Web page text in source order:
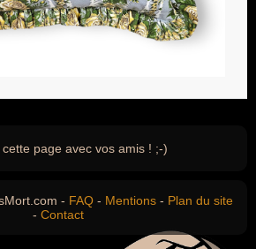
page avec vos amis ! ;-)
- FAQ - Mentions - Plan du site
- Contact